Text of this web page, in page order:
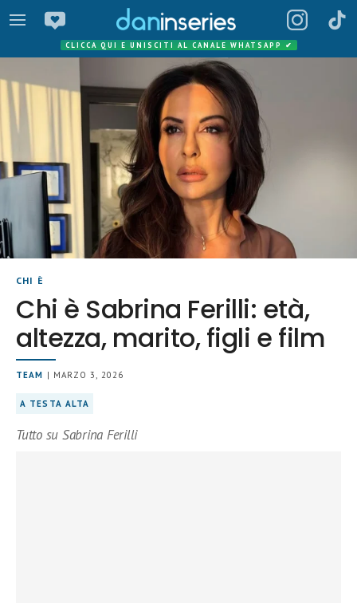
CLICCA QUI E UNISCITI AL CANALE WHATSAPP ✔
CHI È
Chi è Sabrina Ferilli: età,
altezza, marito, figli e film
TEAM | MARZO 3, 2026
A TESTA ALTA
Tutto su Sabrina Ferilli